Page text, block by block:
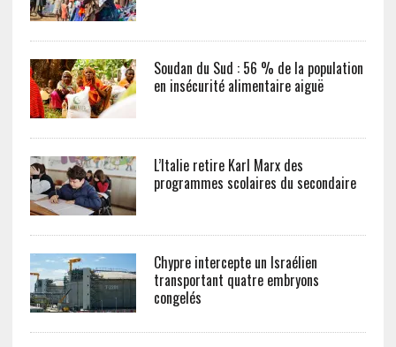
Soudan du Sud : 56 % de la population
en insécurité alimentaire aiguë
L’Italie retire Karl Marx des
programmes scolaires du secondaire
Chypre intercepte un Israélien
transportant quatre embryons
congelés